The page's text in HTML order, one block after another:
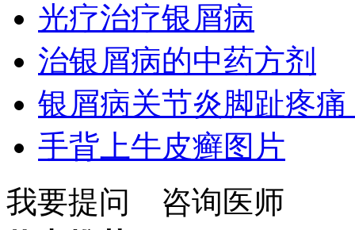
光疗治疗银屑病
治银屑病的中药方剂
银屑病关节炎脚趾疼
手背上牛皮癣图片
我要提问
咨询医师